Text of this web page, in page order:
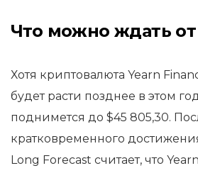
Что можно ждать от
Хотя криптовалюта Yearn
будет расти позднее в этом
поднимется до $45 805,30.
кратковременного
Long Forecast считает, что